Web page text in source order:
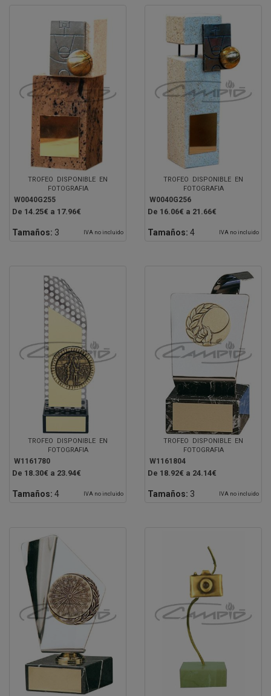
TROFEO DISPONIBLE EN
FOTOGRAFIA
W0040G255
De 14.25€ a 17.96€
Tamaños: 3 IVA no incluido
TROFEO DISPONIBLE EN
FOTOGRAFIA
W0040G256
De 16.06€ a 21.66€
Tamaños: 4 IVA no incluido
TROFEO DISPONIBLE EN
FOTOGRAFIA
W1161780
De 18.30€ a 23.94€
Tamaños: 4 IVA no incluido
TROFEO DISPONIBLE EN
FOTOGRAFIA
W1161804
De 18.92€ a 24.14€
Tamaños: 3 IVA no incluido